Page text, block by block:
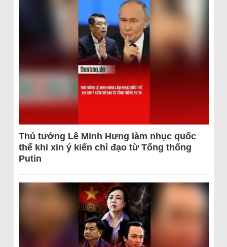
Thủ tướng Lê Minh Hưng làm nhục quốc
thể khi xin ý kiến chỉ đạo từ Tổng thống
Putin